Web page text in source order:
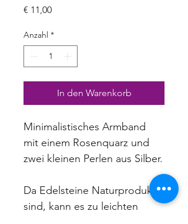
€ 11,00Preis
Anzahl *
In den Warenkorb
Minimalistisches Armband
mit einem Rosenquarz und
zwei kleinen Perlen aus Silber.
Da Edelsteine Naturprodukte
sind, kann es zu leichten